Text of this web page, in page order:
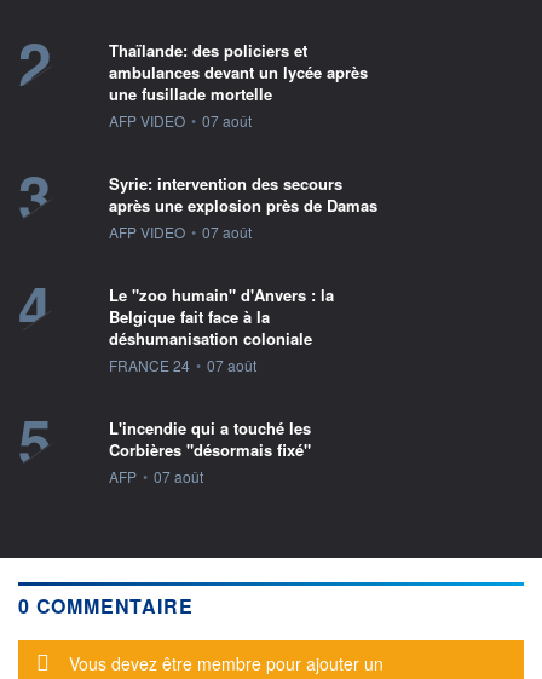
2
Thaïlande: des policiers et
ambulances devant un lycée après
une fusillade mortelle
information fournie par
AFP VIDEO • 07 août
3
Syrie: intervention des secours
après une explosion près de Damas
information fournie par
AFP VIDEO • 07 août
4
Le "zoo humain" d'Anvers : la
Belgique fait face à la
déshumanisation coloniale
information fournie par
FRANCE 24 • 07 août
5
L'incendie qui a touché les
Corbières "désormais fixé"
information fournie par
AFP • 07 août
0 COMMENTAIRE
Message d'alerte
Vous devez être membre pour ajouter un